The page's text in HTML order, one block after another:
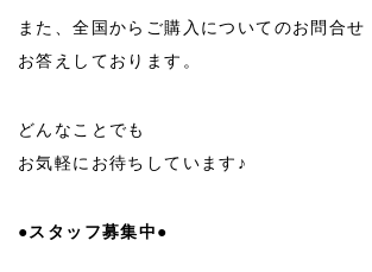
また、全国からご購入についてのお問合せ
お答えしております。
どんなことでも
お気軽にお待ちしています♪
●スタッフ募集中●